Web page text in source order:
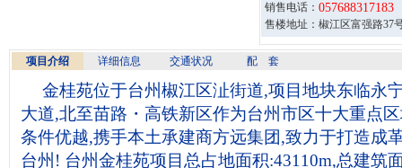
销售电话： 057688317183
售楼地址：椒江区富强路37
项目介绍 详细信息 交通状况 配 套
金桂苑位于台州椒江区沚街道,项目地块东临永
大道,北至苗路・高铁新区作为台州市区十大重点
条件优越,携手本土承建商方远集团,致力于打造成
台州! 台州金桂苑项目总占地面积:43110m,总建筑